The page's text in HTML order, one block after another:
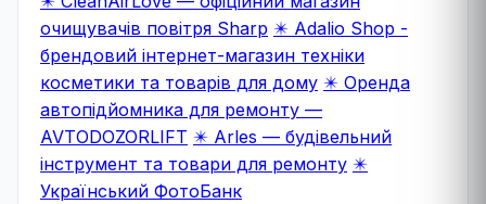
очищувачів повітря Sharp ✴️ Adalio Shop -
брендовий інтернет-магазин техніки
косметики та товарів для дому ✴️ Оренда
автопідйомника для ремонту —
AVTODOZORLIFT ✴️ Arles — будівельний
інструмент та товари для ремонту ✴️
Український ФотоБанк